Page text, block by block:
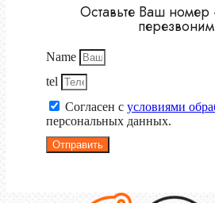
Оставьте Ваш
Name
tel
Согласен с условиями
персональных данных.
Отправить